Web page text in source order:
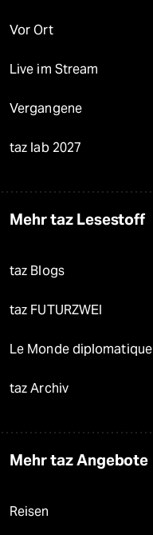
Vor Ort
Live im Stream
Vergangene
taz lab 2027
Mehr taz Lesestoff
taz Blogs
taz FUTURZWEI
Le Monde diplomatique
taz Archiv
Mehr taz Angebote
Reisen